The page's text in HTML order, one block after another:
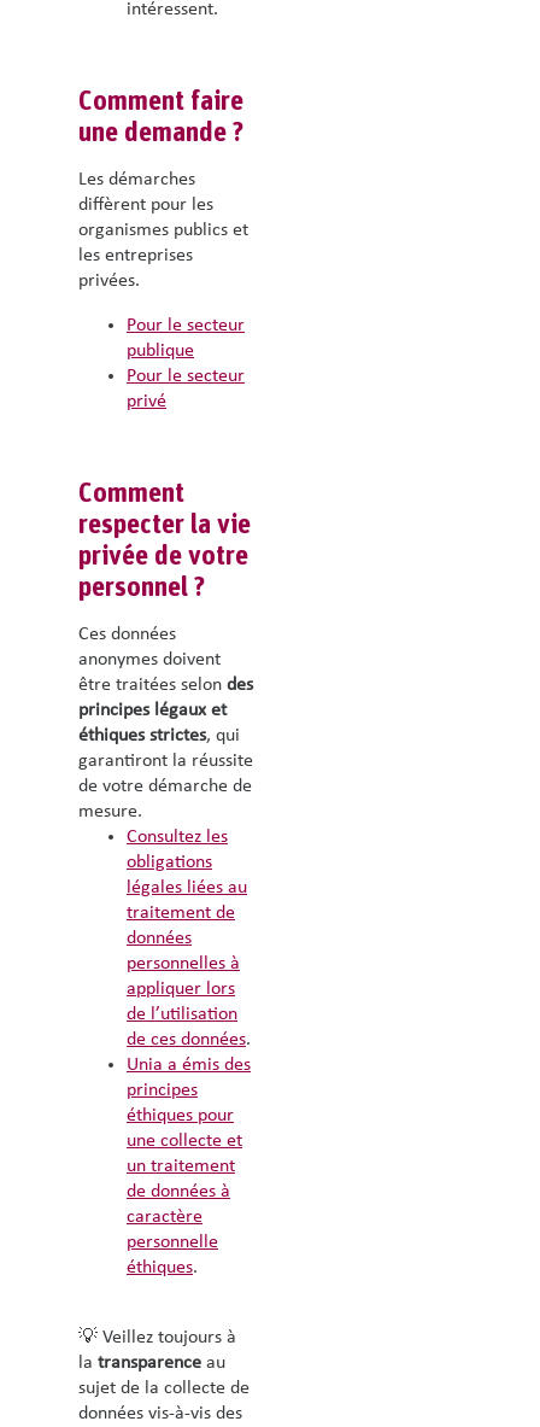
intéressent.
Comment faire
une demande ?
Les démarches
diffèrent pour les
organismes publics et
les entreprises
privées.
Pour le secteur
publique
Pour le secteur
privé
Comment
respecter la vie
privée de votre
personnel ?
Ces données
anonymes doivent
être traitées selon des
principes légaux et
éthiques strictes, qui
garantiront la réussite
de votre démarche de
mesure.
Consultez les
obligations
légales liées au
traitement de
données
personnelles à
appliquer lors
de l’utilisation
de ces données.
Unia a émis des
principes
éthiques pour
une collecte et
un traitement
de données à
caractère
personnelle
éthiques.
💡 Veillez toujours à
la transparence au
sujet de la collecte de
données vis-à-vis des